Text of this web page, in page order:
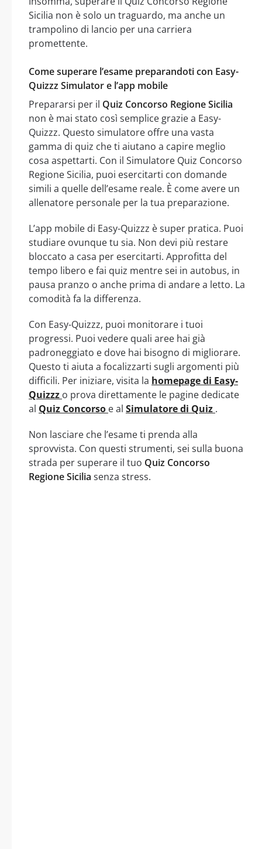
Sicilia non è solo un traguardo, ma anche un
trampolino di lancio per una carriera
promettente.
Come superare l’esame preparandoti con Easy-
Quizzz Simulator e l’app mobile
Prepararsi per il Quiz Concorso Regione Sicilia
non è mai stato così semplice grazie a Easy-
Quizzz. Questo simulatore offre una vasta
gamma di quiz che ti aiutano a capire meglio
cosa aspettarti. Con il Simulatore Quiz Concorso
Regione Sicilia, puoi esercitarti con domande
simili a quelle dell’esame reale. È come avere un
allenatore personale per la tua preparazione.
L’app mobile di Easy-Quizzz è super pratica. Puoi
studiare ovunque tu sia. Non devi più restare
bloccato a casa per esercitarti. Approfitta del
tempo libero e fai quiz mentre sei in autobus, in
pausa pranzo o anche prima di andare a letto. La
comodità fa la differenza.
Con Easy-Quizzz, puoi monitorare i tuoi
progressi. Puoi vedere quali aree hai già
padroneggiato e dove hai bisogno di migliorare.
Questo ti aiuta a focalizzarti sugli argomenti più
difficili. Per iniziare, visita la homepage di Easy-
Quizzz o prova direttamente le pagine dedicate
al Quiz Concorso e al Simulatore di Quiz .
Non lasciare che l’esame ti prenda alla
sprovvista. Con questi strumenti, sei sulla buona
strada per superare il tuo Quiz Concorso
Regione Sicilia senza stress.